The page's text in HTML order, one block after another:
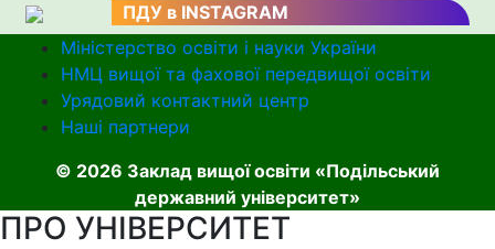
ПДУ в INSTAGRAM
Міністерство освіти і науки України
НМЦ вищої та фахової передвищої освіти
Урядовий контактний центр
Наші партнери
© 2026 Заклад вищої освіти «Подільський
державний університет»
ПРО УНІВЕРСИТЕТ